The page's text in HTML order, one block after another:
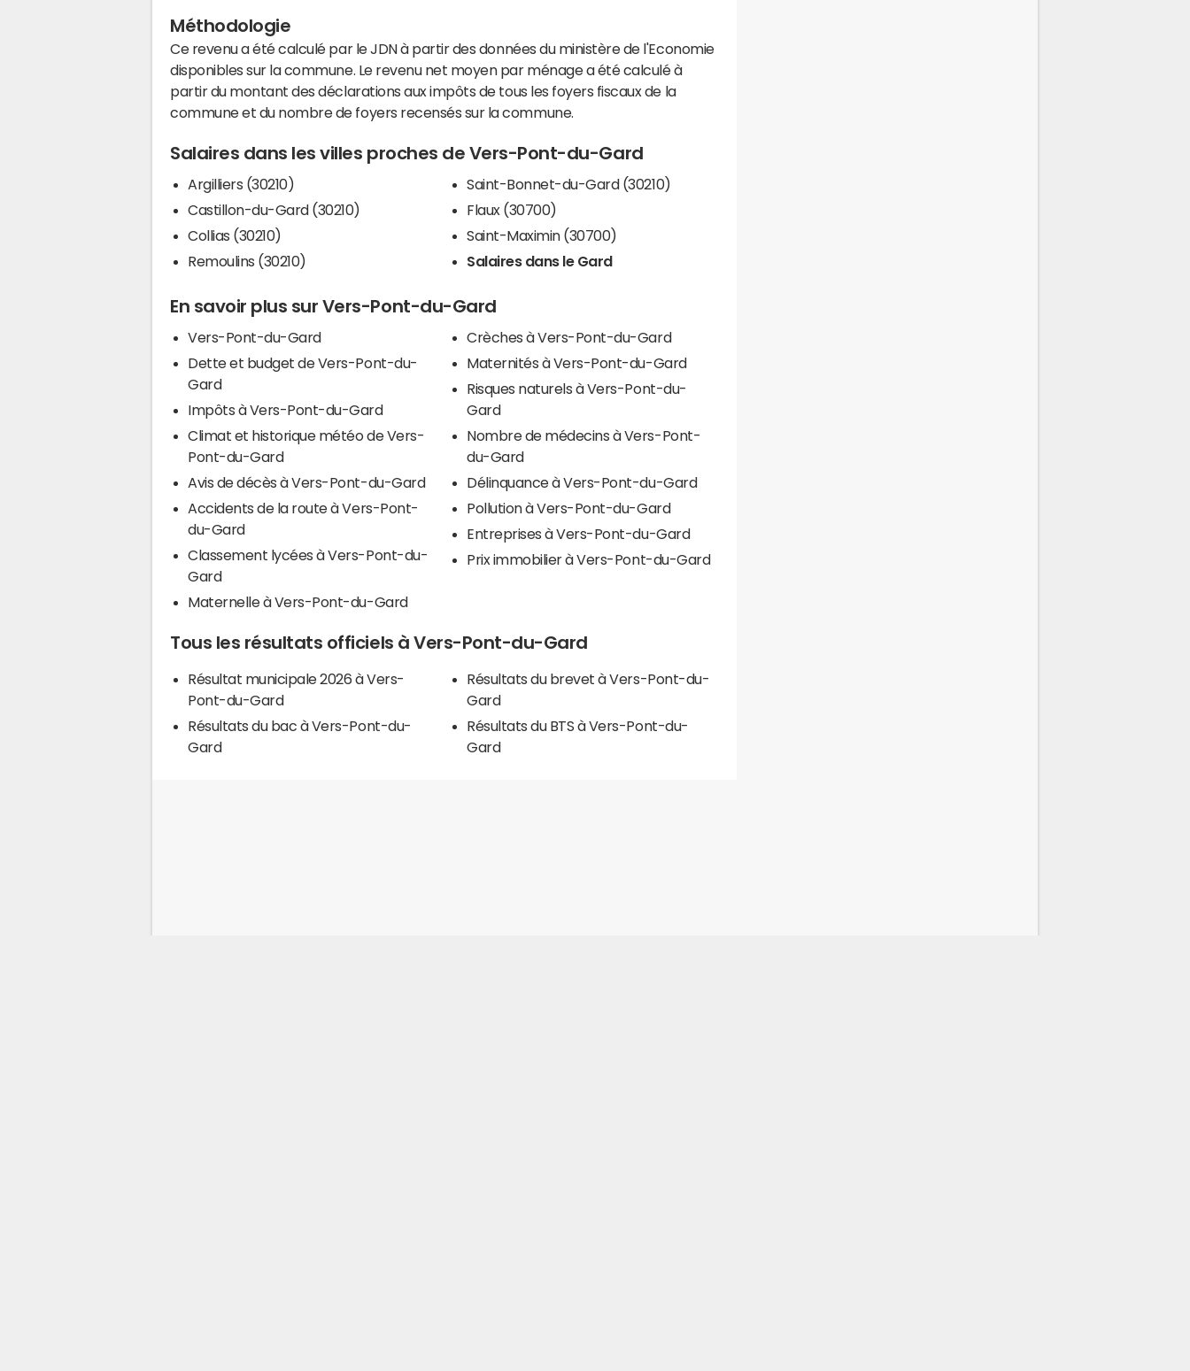
Méthodologie
Ce revenu a été calculé par le JDN à partir des données du ministère de l'Economie
disponibles sur la commune. Le revenu net moyen par ménage a été calculé à
partir du montant des déclarations aux impôts de tous les foyers fiscaux de la
commune et du nombre de foyers recensés sur la commune.
Salaires dans les villes proches de Vers-Pont-du-Gard
Argilliers (30210)
Castillon-du-Gard (30210)
Collias (30210)
Remoulins (30210)
Saint-Bonnet-du-Gard (30210)
Flaux (30700)
Saint-Maximin (30700)
Salaires dans le Gard
En savoir plus sur Vers-Pont-du-Gard
Vers-Pont-du-Gard
Dette et budget de Vers-Pont-du-
Gard
Impôts à Vers-Pont-du-Gard
Climat et historique météo de Vers-
Pont-du-Gard
Avis de décès à Vers-Pont-du-Gard
Accidents de la route à Vers-Pont-
du-Gard
Classement lycées à Vers-Pont-du-
Gard
Maternelle à Vers-Pont-du-Gard
Crèches à Vers-Pont-du-Gard
Maternités à Vers-Pont-du-Gard
Risques naturels à Vers-Pont-du-
Gard
Nombre de médecins à Vers-Pont-
du-Gard
Délinquance à Vers-Pont-du-Gard
Pollution à Vers-Pont-du-Gard
Entreprises à Vers-Pont-du-Gard
Prix immobilier à Vers-Pont-du-Gard
Tous les résultats officiels à Vers-Pont-du-Gard
Résultat municipale 2026 à Vers-
Pont-du-Gard
Résultats du bac à Vers-Pont-du-
Gard
Résultats du brevet à Vers-Pont-du-
Gard
Résultats du BTS à Vers-Pont-du-
Gard